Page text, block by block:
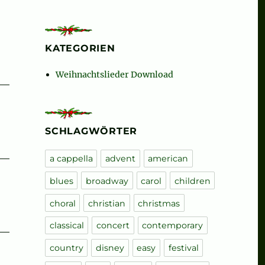
KATEGORIEN
Weihnachtslieder Download
SCHLAGWÖRTER
a cappella advent american
blues broadway carol children
choral christian christmas
classical concert contemporary
country disney easy festival